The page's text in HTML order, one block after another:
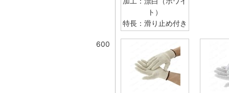
ト）
特長：滑り止め付き
600